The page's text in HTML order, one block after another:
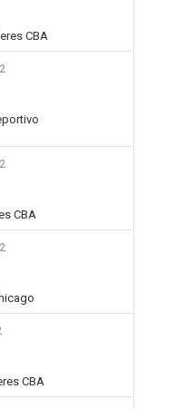
CBA
CBA
CBA